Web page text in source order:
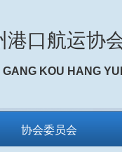
港口航运协
KOU HANG
协会委员会